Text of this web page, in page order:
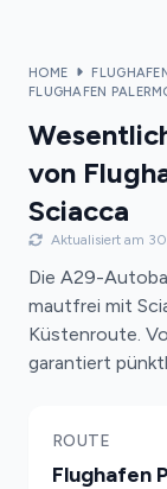
HOME
FLUGHAFEN
von
Sciacca
Aktualisiert am
Die A29-
mautfrei mit
Küstenroute.
garantiert
ROUTE
Flughafen